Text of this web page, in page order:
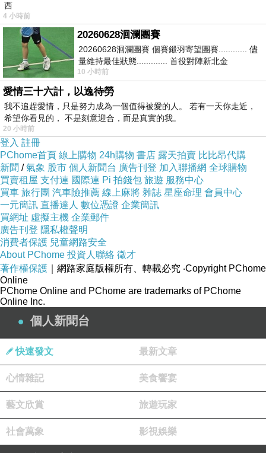
西
4 小時前
20260628洄瀾團賽
20260628洄瀾團賽 個賽鎩羽寄望團賽............ 儘
量維持最佳狀態............. 首役對陣新北金
龍............. 跨境群
10 小時前
愛情三十六計，以逸待勞
我不追趕愛情，只是努力成為一個值得被愛的人。 若有一天你走近，
希望你看見的， 不是刻意迎合，而是真實的我。
20 小時前
登入 註冊
PChome首頁 線上購物 24h購物 書店 露天拍賣 比比昂代購
新聞 /氣象 股市 個人新聞台 廣告刊登 加入聯播網 全球購物
買賣租屋 支付連 國際連 Pi 拍錢包 旅遊 服務中心
買車 旅行團 汽車險推薦 線上麻將 雜誌 星座命理 會員中心
一元簡訊 直播達人 數位憑證 企業簡訊
買網址 虛擬主機 企業郵件
廣告刊登 隱私權聲明
消費者保護 兒童網路安全
About PChome 投資人聯絡 徵才
著作權保護 ｜網路家庭版權所有、轉載必究 ‧Copyright PChome
Online
PChome Online and PChome are trademarks of PChome
Online Inc.
個人新聞台
快速發文 最新文章
心情雜記 美食饗宴
藝文欣賞 旅遊玩家
社會萬象 影視娛樂